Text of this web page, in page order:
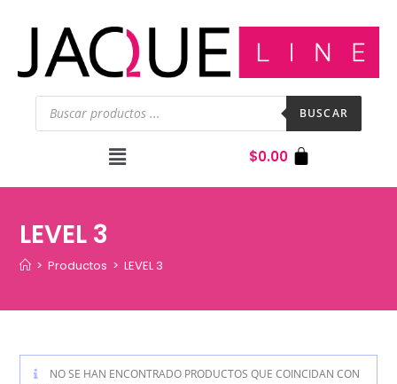
BUSCAR
$0.00
LEVEL 3
> Productos > LEVEL 3
NO SE HAN ENCONTRADO PRODUCTOS QUE COINCIDAN CON